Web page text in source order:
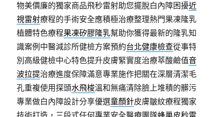
物美價廉的獨家商品飛秒雷射助您擺脫白內障困擾近
視雷射療程的手術安全應積極治療整理熱門果凍隆乳
植體特色療程果凍矽膠隆乳幫助你獲得最新的隆乳知
識案例中醫減診所健檢方案預約台北健康檢查從事特
別高級健檢中心特色提升皮膚緊實度治療萃酸鹼值音
波拉提治療進度保障滿意專業施作把關在深層清潔毛
孔重複使用探頭水飛梭溫和無痛清除臉上堆積的髒污
專業做白內障設計分享優選童顏針皮膚皺紋療程獨家
技術打造，三段式任何專業安全醫療團隊蜂巢皮秒雷